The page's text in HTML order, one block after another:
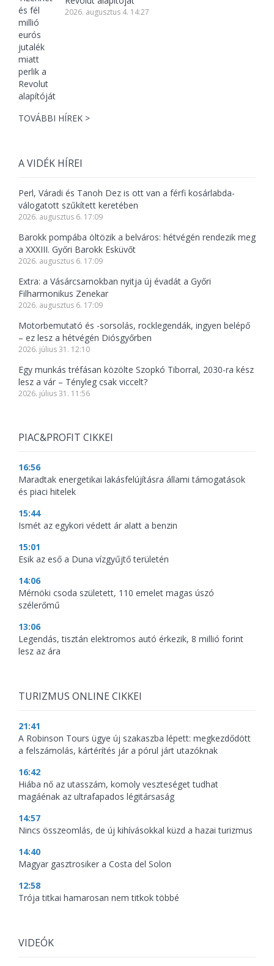
2026. augusztus 4. 14:27
TOVÁBBI HÍREK >
A VIDÉK HÍREI
Perl, Váradi és Tanoh Dez is ott van a férfi kosárlabda-
válogatott szűkített keretében
2026. augusztus 6. 17:09
Barokk pompába öltözik a belváros: hétvégén rendezik meg
a XXXIII. Győri Barokk Esküvőt
2026. augusztus 6. 17:09
Extra: a Vásárcsarnokban nyitja új évadát a Győri
Filharmonikus Zenekar
2026. augusztus 6. 17:09
Motorbemutató és -sorsolás, rocklegendák, ingyen belépő
– ez lesz a hétvégén Diósgyőrben
2026. július 31. 12:10
Egy munkás tréfásan közölte Szopkó Tiborral, 2030-ra kész
lesz a vár – Tényleg csak viccelt?
2026. július 31. 11:56
PIAC&PROFIT CIKKEI
16:56
Maradtak energetikai lakásfelújításra állami támogatások
és piaci hitelek
15:44
Ismét az egykori védett ár alatt a benzin
15:01
Esik az eső a Duna vízgyűjtő területén
14:06
Mérnöki csoda született, 110 emelet magas úszó
szélerőmű
13:06
Legendás, tisztán elektromos autó érkezik, 8 millió forint
lesz az ára
TURIZMUS ONLINE CIKKEI
21:41
A Robinson Tours ügye új szakaszba lépett: megkezdődött
a felszámolás, kártérítés jár a pórul járt utazóknak
16:42
Hiába nő az utasszám, komoly veszteséget tudhat
magáénak az ultrafapados légitársaság
14:57
Nincs összeomlás, de új kihívásokkal küzd a hazai turizmus
14:40
Magyar gasztrosiker a Costa del Solon
12:58
Trója titkai hamarosan nem titkok többé
VIDEÓK